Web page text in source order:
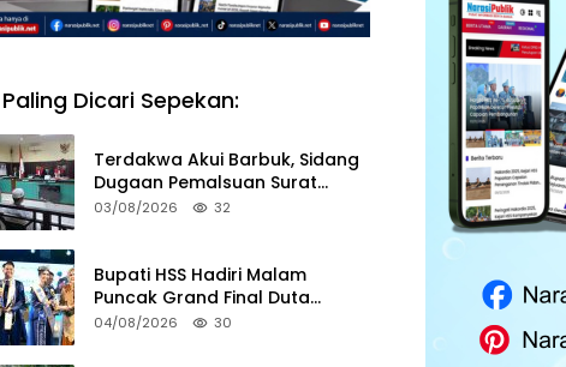
Paling Dicari Sepekan:
Terdakwa Akui Barbuk, Sidang
Dugaan Pemalsuan Surat
Tanah di HSS Akan Berlanjut
03/08/2026 32
Bupati HSS Hadiri Malam
Puncak Grand Final Duta
Pariwisata 2026
04/08/2026 30